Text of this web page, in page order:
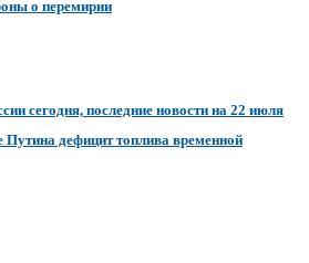
о перемирии
сегодня, последние новости на 22 июля
Путина дефицит топлива временной